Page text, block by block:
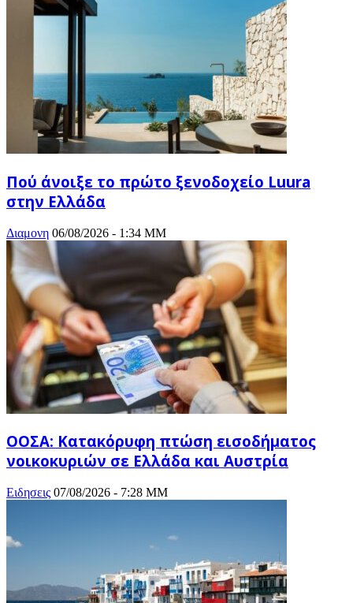
Πού άνοιξε το πρώτο ξενοδοχείο Luura
στην Ελλάδα
Διαμονη 06/08/2026 - 1:34 ΜΜ
ΟΟΣΑ: Κατακόρυφη πτώση εισοδήματος
νοικοκυριών σε Ελλάδα και Αυστρία
Ειδησεις 07/08/2026 - 7:28 ΜΜ